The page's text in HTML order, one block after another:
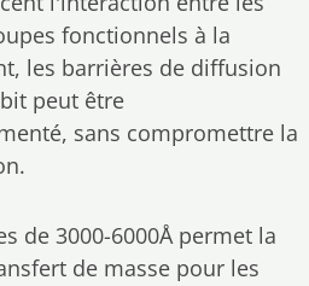
fonctionnels à la
les barrières de diffusion
peut être
sans compromettre la
de 3000-6000Å permet la
de masse pour les